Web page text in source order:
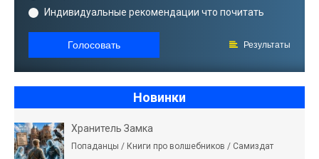
Индивидуальные рекомендации что почитать
Голосовать Результаты
Новинки
Хранитель Замка
Попаданцы / Книги про волшебников / Самиздат